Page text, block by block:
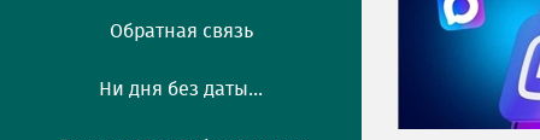
Обратная связь
Ни дня без даты...